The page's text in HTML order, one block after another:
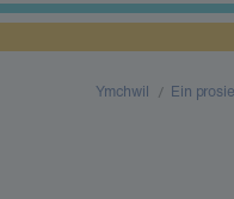
Ymchwil Ein